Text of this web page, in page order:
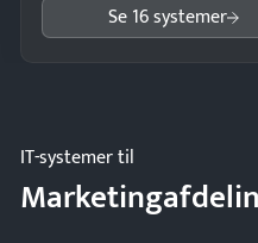
Se 16 systemer
IT-systemer til